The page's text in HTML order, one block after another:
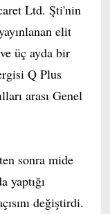
Ltd. Şti'nin
elit
üç ayda bir
Q Plus
arası Genel
sonra mide
yaptığı
değiştirdi.